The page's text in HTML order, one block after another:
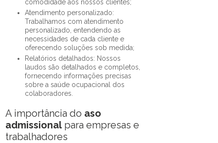
comodidade aos nossos clientes;
Atendimento personalizado:
Trabalhamos com atendimento
personalizado, entendendo as
necessidades de cada cliente e
oferecendo soluções sob medida;
Relatórios detalhados: Nossos
laudos são detalhados e completos,
fornecendo informações precisas
sobre a saúde ocupacional dos
colaboradores.
A importância do aso
admissional para empresas e
trabalhadores